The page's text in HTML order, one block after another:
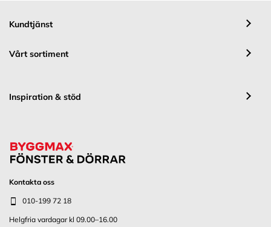
Kundtjänst
Vårt sortiment
Inspiration & stöd
Kontakta oss
010-199 72 18
Helgfria vardagar kl 09.00–16.00